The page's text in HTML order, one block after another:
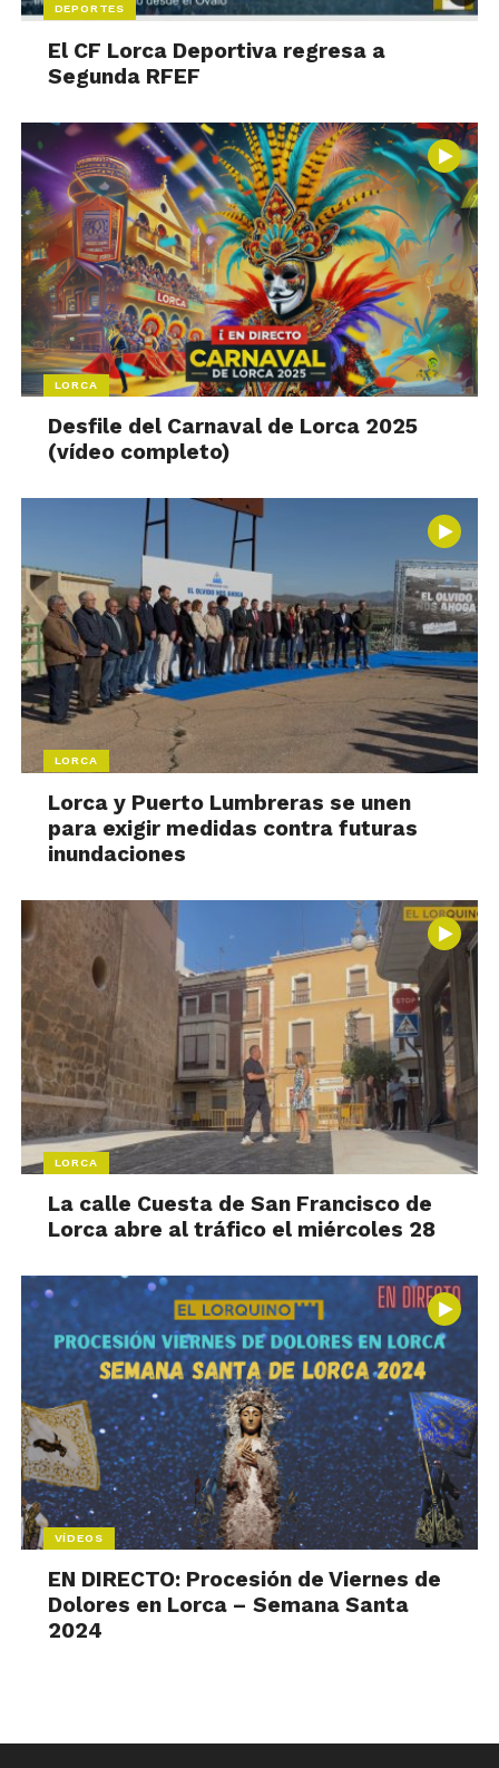
DEPORTES
El CF Lorca Deportiva regresa a
Segunda RFEF
LORCA
Desfile del Carnaval de Lorca 2025
(vídeo completo)
LORCA
Lorca y Puerto Lumbreras se unen
para exigir medidas contra futuras
inundaciones
LORCA
La calle Cuesta de San Francisco de
Lorca abre al tráfico el miércoles 28
VÍDEOS
EN DIRECTO: Procesión de Viernes de
Dolores en Lorca – Semana Santa
2024